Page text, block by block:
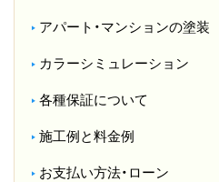
アパート・マンションの塗装
カラーシミュレーション
各種保証について
施工例と料金例
お支払い方法・ローン